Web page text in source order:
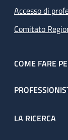
Accesso di
Comitato
COME FARE
LA RICERCA